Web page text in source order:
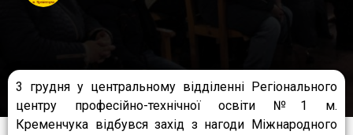
3 грудня у центральному відділенні Регіонального
центру професійно-технічної освіти №1 м.
Кременчука відбувся захід з нагоди Міжнародного